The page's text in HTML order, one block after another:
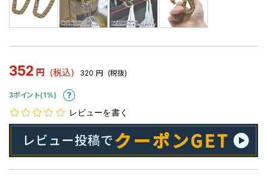
352 円 (税込) 320 円 (税抜)
3ポイント(1%)
レビューを書く